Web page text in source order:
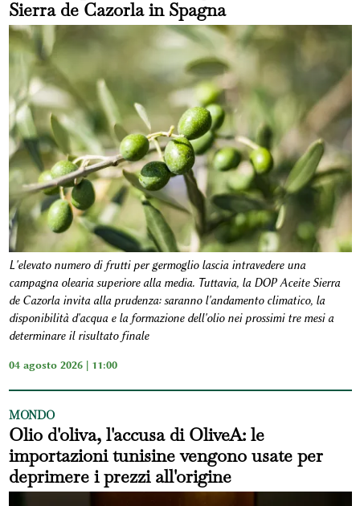
Sierra de Cazorla in Spagna
L'elevato numero di frutti per germoglio lascia intravedere una
campagna olearia superiore alla media. Tuttavia, la DOP Aceite Sierra
de Cazorla invita alla prudenza: saranno l'andamento climatico, la
disponibilità d'acqua e la formazione dell'olio nei prossimi tre mesi a
determinare il risultato finale
04 agosto 2026 | 11:00
MONDO
Olio d'oliva, l'accusa di OliveA: le
importazioni tunisine vengono usate per
deprimere i prezzi all'origine